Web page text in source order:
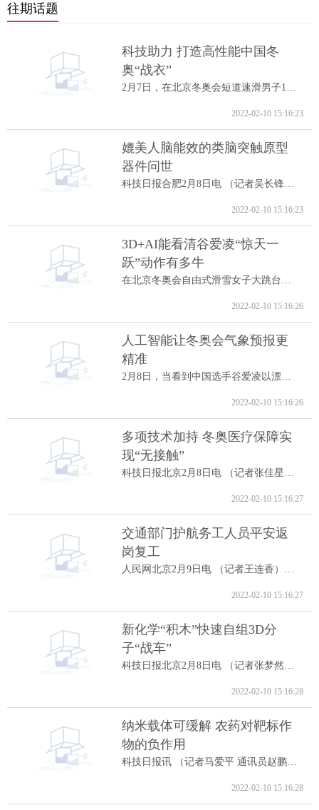
往期话题
科技助力 打造高性能中国冬
奥“战衣”
2月7日，在北京冬奥会短道速滑男子1000米A...
2022-02-10 15:16:23
媲美人脑能效的类脑突触原型
器件问世
科技日报合肥2月8日电 （记者吴长锋）8日...
2022-02-10 15:16:23
3D+AI能看清谷爱凌“惊天一
跃”动作有多牛
在北京冬奥会自由式滑雪女子大跳台决赛中...
2022-02-10 15:16:26
人工智能让冬奥会气象预报更
精准
2月8日，当看到中国选手谷爱凌以漂亮的高...
2022-02-10 15:16:26
多项技术加持 冬奥医疗保障实
现“无接触”
科技日报北京2月8日电 （记者张佳星）记...
2022-02-10 15:16:27
交通部门护航务工人员平安返
岗复工
人民网北京2月9日电 （记者王连香）记者...
2022-02-10 15:16:27
新化学“积木”快速自组3D分
子“战车”
科技日报北京2月8日电 （记者张梦然）据...
2022-02-10 15:16:28
纳米载体可缓解 农药对靶标作
物的负作用
科技日报讯 （记者马爱平 通讯员赵鹏跃...
2022-02-10 15:16:28